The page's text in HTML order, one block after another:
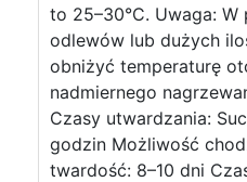
to 25–30°C. Uwaga:
odlewów lub dużych
obniżyć temperaturę
nadmiernego
Czasy utwardzania:
godzin Możliwość
twardość: 8–10 dni